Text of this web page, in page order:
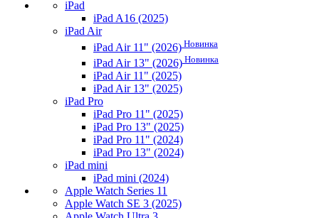
iPad
iPad A16 (2025)
iPad Air
iPad Air 11" (2026) Новинка
iPad Air 13" (2026) Новинка
iPad Air 11" (2025)
iPad Air 13" (2025)
iPad Pro
iPad Pro 11" (2025)
iPad Pro 13" (2025)
iPad Pro 11" (2024)
iPad Pro 13" (2024)
iPad mini
iPad mini (2024)
Apple Watch Series 11
Apple Watch SE 3 (2025)